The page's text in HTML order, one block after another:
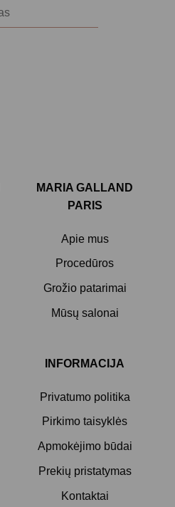
MARIA GALLAND
PARIS
Apie mus
Procedūros
Grožio patarimai
Mūsų salonai
INFORMACIJA
Privatumo politika
Pirkimo taisyklės
Apmokėjimo būdai
Prekių pristatymas
Kontaktai